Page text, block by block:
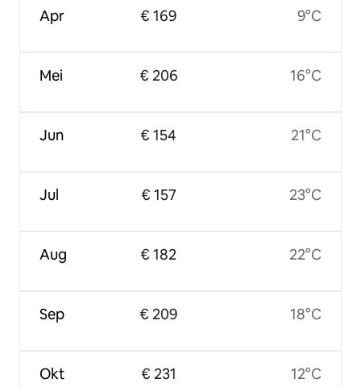
Apr
Mei
Jun
Jul
Aug
Sep
Okt
€ 169
€ 206
€ 154
€ 157
€ 182
€ 209
€ 231
9°C
16°C
21°C
23°C
22°C
18°C
12°C